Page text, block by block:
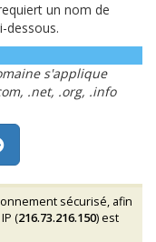
un nom de
dessous.
s'applique
.net, .org, .info
sécurisé, afin
(216.73.216.150) est